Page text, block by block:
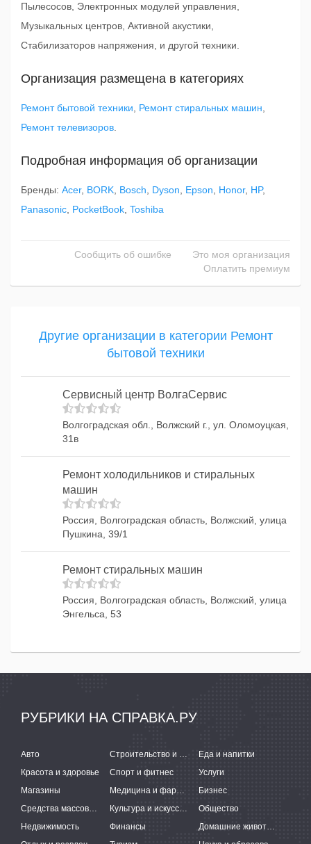
Пылесосов, Электронных модулей управления,
Музыкальных центров, Активной акустики,
Стабилизаторов напряжения, и другой техники.
Организация размещена в категориях
Ремонт бытовой техники Ремонт стиральных машин
Ремонт телевизоров
Подробная информация об организации
Бренды: Acer, BORK Bosch Dyson Epson Honor, HP,
Panasonic PocketBook Toshiba
Сообщить об ошибке
Это моя организация
Оплатить премиум
Другие организации в категории Ремонт
бытовой техники
Сервисный центр ВолгаСервис
Волгоградская обл., Волжский г., ул. Оломоуцкая,
31в
Ремонт холодильников и стиральных
машин
Россия, Волгоградская область, Волжский, улица
Пушкина, 39/1
Ремонт стиральных машин
Россия, Волгоградская область, Волжский, улица
Энгельса, 53
РУБРИКИ НА СПРАВКА.РУ
Авто Строительство и ремонт
Еда и напитки
Красота и здоровье
Спорт и фитнес
Услуги
Магазины
Медицина и фармацевтика
Бизнес
Средства массовой информации
Культура и искусство
Общество
Недвижимость
Финансы
Домашние животные